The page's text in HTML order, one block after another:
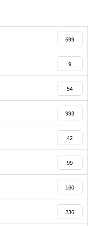
699
9
54
993
42
99
160
236